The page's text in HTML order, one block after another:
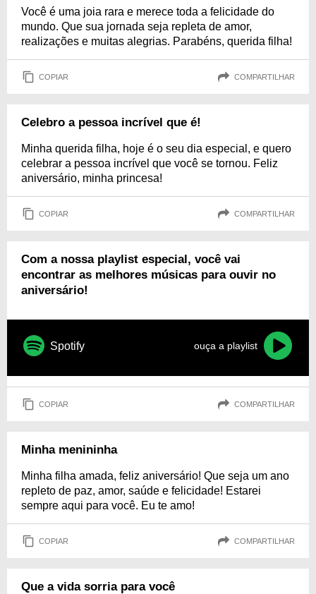
Você é uma joia rara e merece toda a felicidade do
mundo. Que sua jornada seja repleta de amor,
realizações e muitas alegrias. Parabéns, querida filha!
COPIAR COMPARTILHAR
Celebro a pessoa incrível que é!
Minha querida filha, hoje é o seu dia especial, e quero
celebrar a pessoa incrível que você se tornou. Feliz
aniversário, minha princesa!
COPIAR COMPARTILHAR
Com a nossa playlist especial, você vai
encontrar as melhores músicas para ouvir no
aniversário!
Spotify ouça a playlist
COPIAR COMPARTILHAR
Minha menininha
Minha filha amada, feliz aniversário! Que seja um ano
repleto de paz, amor, saúde e felicidade! Estarei
sempre aqui para você. Eu te amo!
COPIAR COMPARTILHAR
Que a vida sorria para você